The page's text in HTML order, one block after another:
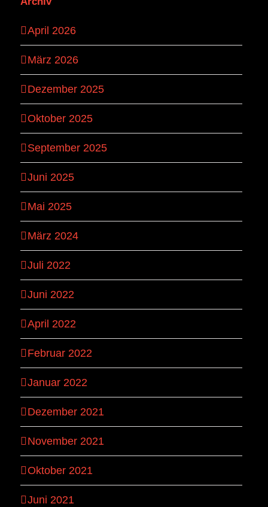
April 2026
März 2026
Dezember 2025
Oktober 2025
September 2025
Juni 2025
Mai 2025
März 2024
Juli 2022
Juni 2022
April 2022
Februar 2022
Januar 2022
Dezember 2021
November 2021
Oktober 2021
Juni 2021